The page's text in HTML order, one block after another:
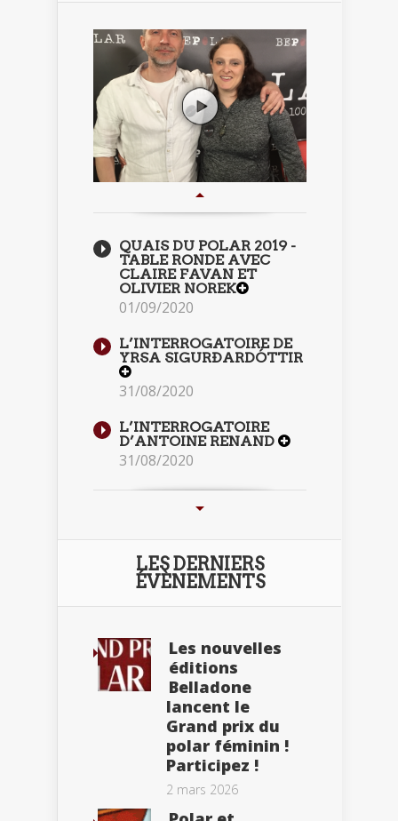
QUAIS DU POLAR 2019 -
TABLE RONDE AVEC
CLAIRE FAVAN ET
OLIVIER NOREK
01/09/2020
L’INTERROGATOIRE DE
YRSA SIGURÐARDÓTTIR
31/08/2020
L’INTERROGATOIRE
D’ANTOINE RENAND
31/08/2020
LES DERNIERS
ÉVÈNEMENTS
Les nouvelles
éditions
Belladone
lancent le
Grand prix du
polar féminin !
Participez !
2 mars 2026